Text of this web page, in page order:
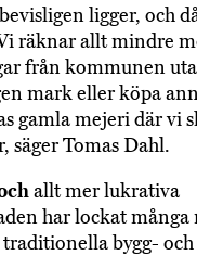
ligger, och
räknar allt mindre
från kommunen
mark eller köpa
gamla mejeri där vi
säger Tomas Dahl.
allt mer lukrativa
har lockat många
traditionella bygg- och